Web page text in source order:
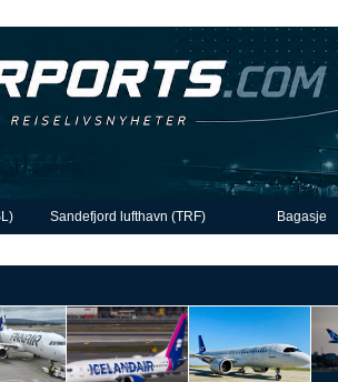
Sandefjord lufthavn (TRF) Bagasje